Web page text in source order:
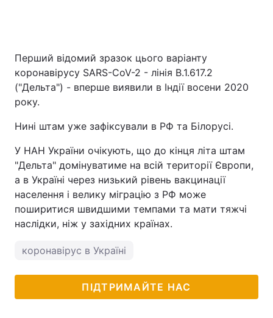
Перший відомий зразок цього варіанту
коронавірусу SARS-CoV-2 - лінія B.1.617.2
("Дельта") - вперше виявили в Індії восени 2020
року.
Нині штам уже зафіксували в РФ та Білорусі.
У НАН України очікують, що до кінця літа штам
"Дельта" домінуватиме на всій території Європи,
а в Україні через низький рівень вакцинації
населення і велику міграцію з РФ може
поширитися швидшими темпами та мати тяжчі
наслідки, ніж у західних країнах.
коронавірус в Україні
ПІДТРИМАЙТЕ НАС